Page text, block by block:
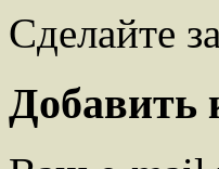
Сделайте
Добавить